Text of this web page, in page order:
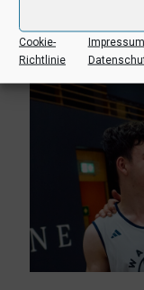
Cookie-
Richtlinie